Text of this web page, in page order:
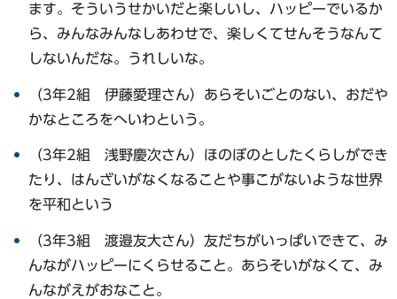
ます。そういうせかいだと楽しいし、ハッピーでいるか
ら、みんなみんなしあわせで、楽しくてせんそうなんて
しないんだな。うれしいな。
（3年2組 伊藤愛理さん）あらそいごとのない、おだや
かなところをへいわという。
（3年2組 浅野慶次さん）ほのぼのとしたくらしができ
たり、はんざいがなくなることや事こがないような世界
を平和という
（3年3組 渡邉友大さん）友だちがいっぱいできて、み
んながハッピーにくらせること。あらそいがなくて、み
んながえがおなこと。